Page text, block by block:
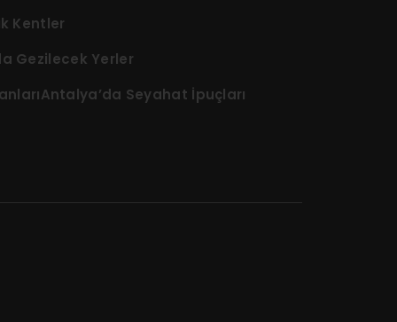
Kentler
Gezilecek Yerler
Antalya’da Seyahat İpuçları